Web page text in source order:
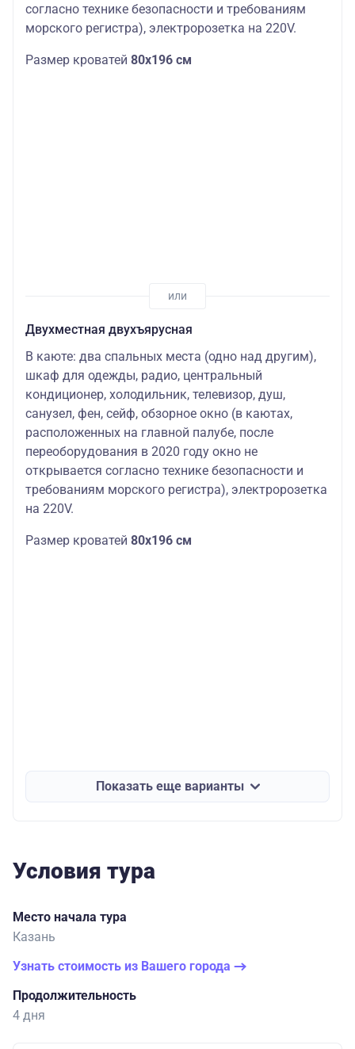
согласно технике безопасности и требованиям
морского регистра), электророзетка на 220V.
Размер кроватей 80х196 см
Двухместная двухъярусная
В каюте: два спальных места (одно над другим),
шкаф для одежды, радио, центральный
кондиционер, холодильник, телевизор, душ,
санузел, фен, сейф, обзорное окно (в каютах,
расположенных на главной палубе, после
переоборудования в 2020 году окно не
открывается согласно технике безопасности и
требованиям морского регистра), электророзетка
на 220V.
Размер кроватей 80х196 см
Показать еще варианты
Условия тура
Место начала тура
Казань
Узнать стоимость из Вашего города
Продолжительность
4 дня